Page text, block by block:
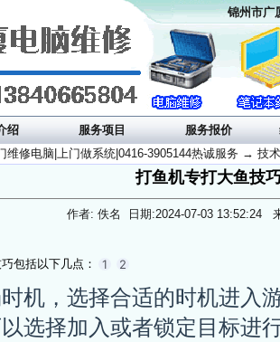
锦州市广
绍 服务项目 服务报价
维修电脑|上门做系统|0416-3905144热诚服务 → 技
打鱼机专打大鱼技
作者: 佚名 日期:2024-07-03 13:52:24
包括以下几点： 1 2
机，选择合适的时机进入
选择加入或者锁定目标进